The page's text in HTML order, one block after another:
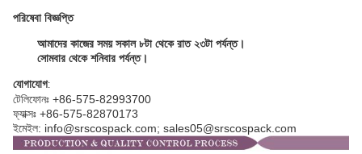
পরিষেবা বিজ্ঞপ্তি
আমাদের কাজের সময় সকাল ৮টা থেকে রাত ২৩টা পর্যন্ত।
সোমবার থেকে শনিবার পর্যন্ত।
যোগাযোগ:
টেলিফোনঃ +86-575-82993700
ফ্যাক্সঃ +86-575-82870173
ইমেইল: info@srscospack.com; sales05@srscospack.com